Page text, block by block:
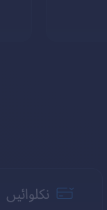
نکلوائیں